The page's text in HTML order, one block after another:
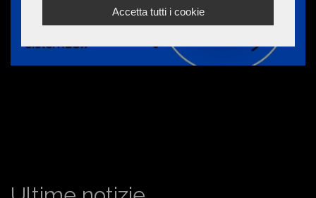
Accetta tutti i cookie